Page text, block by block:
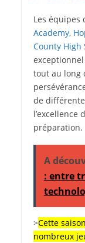
Les équipes
Academy,
County High
tout au long
de
préparation.
A
: entre
>Cette
nombreux